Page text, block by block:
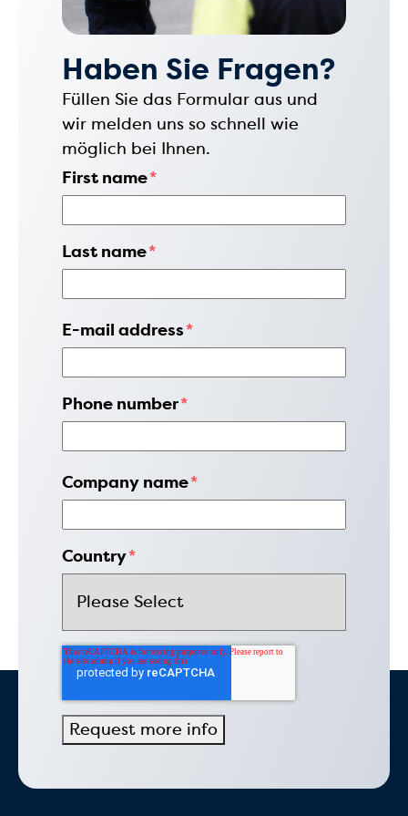
Haben Sie Fragen?
Füllen Sie das Formular aus und
wir melden uns so schnell wie
möglich bei Ihnen.
First name*
Last name*
E-mail address*
Phone number*
Company name*
Country*